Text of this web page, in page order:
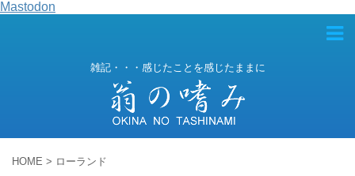
Mastodon
雑記・・・感じたことを感じたままに
HOME > ローランド